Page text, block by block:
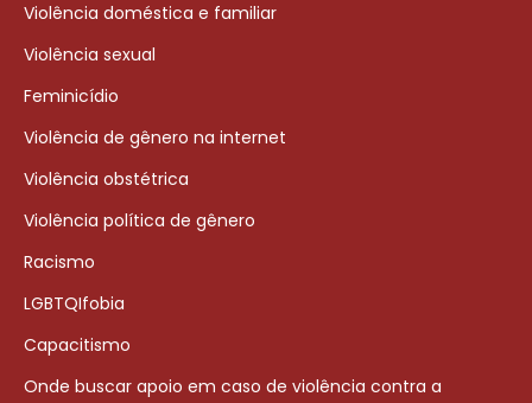
Violência doméstica e familiar
Violência sexual
Feminicídio
Violência de gênero na internet
Violência obstétrica
Violência política de gênero
Racismo
LGBTQIfobia
Capacitismo
Onde buscar apoio em caso de violência contra a